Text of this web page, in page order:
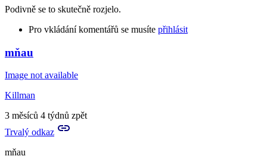
Podivně se to skutečně rozjelo.
Pro vkládání komentářů se musíte přihlásit
In
reply
to
To
se
rozvíjí
dál
mňau
Image not available
Killman
3 měsíců 4 týdnů zpět
Trvalý odkaz
mňau